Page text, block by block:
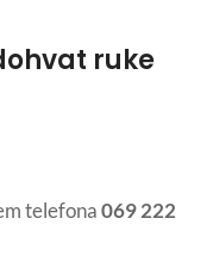
ruke
telefona069 222